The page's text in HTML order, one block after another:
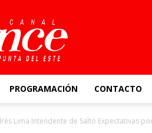
PROGRAMACIÓN CONTACTO
Lima Intendente de Salto Expectativas